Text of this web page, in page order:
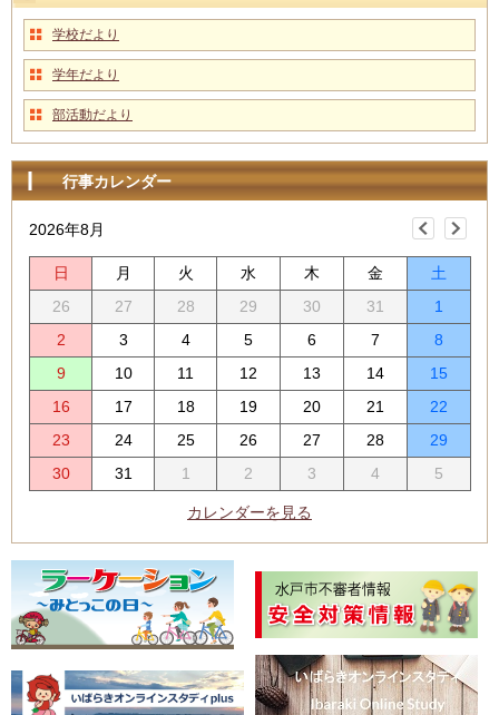
学校だより
学年だより
部活動だより
行事カレンダー
2026年8月
日 月 火 水 木 金
土
26
27 28 29 30 31
1
2
3 4 5 6 7
8
9
10 11 12 13 14
15
16
17 18 19 20 21
22
23
24 25 26 27 28
29
30
31 1 2 3 4 5
カレンダーを見る